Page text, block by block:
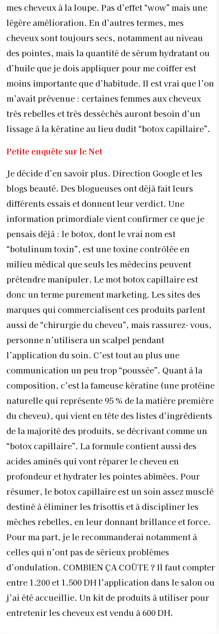
mes cheveux à la loupe. Pas d’effet “wow” mais une
légère amélioration. En d’autres termes, mes
cheveux sont toujours secs, notamment au niveau
des pointes, mais la quantité de sérum hydratant ou
d’huile que je dois appliquer pour me coiffer est
moins importante que d’habitude. Il est vrai que l’on
m’avait prévenue : certaines femmes aux cheveux
très rebelles et très desséchés auront besoin d’un
lissage à la kératine au lieu dudit “botox capillaire”.
Petite enquête sur le Net
Je décide d’en savoir plus. Direction Google et les
blogs beauté. Des blogueuses ont déjà fait leurs
différents essais et donnent leur verdict. Une
information primordiale vient confirmer ce que je
pensais déjà : le botox, dont le vrai nom est
“botulinum toxin”, est une toxine contrôlée en
milieu médical que seuls les médecins peuvent
prétendre manipuler. Le mot botox capillaire est
donc un terme purement marketing. Les sites des
marques qui commercialisent ces produits parlent
aussi de “chirurgie du cheveu”, mais rassurez- vous,
personne n’utilisera un scalpel pendant
l’application du soin. C’est tout au plus une
communication un peu trop “poussée”. Quant à la
composition, c’est la fameuse kératine (une protéine
naturelle qui représente 95 % de la matière première
du cheveu), qui vient en tête des listes d’ingrédients
de la majorité des produits, se décrivant comme un
“botox capillaire”. La formule contient aussi des
acides aminés qui vont réparer le cheveu en
profondeur et hydrater les pointes abîmées. Pour
résumer, le botox capillaire est un soin assez musclé
destiné à éliminer les frisottis et à discipliner les
mèches rebelles, en leur donnant brillance et force.
Pour ma part, je le recommanderai notamment à
celles qui n’ont pas de sérieux problèmes
d’ondulation. COMBIEN ÇA COÛTE ? Il faut compter
entre 1.200 et 1.500 DH l’application dans le salon ou
j’ai été accueillie. Un kit de produits à utiliser pour
entretenir les cheveux est vendu à 600 DH.